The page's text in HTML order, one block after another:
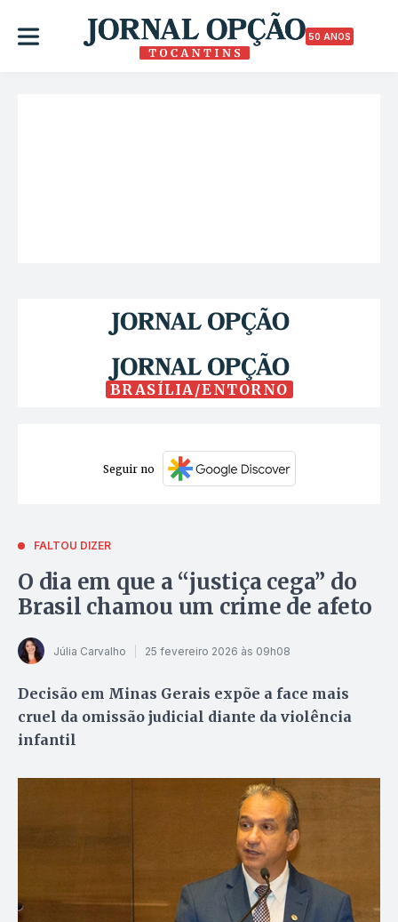
50 ANOS
BRASÍLIA/ENTORNO
Seguir no
FALTOU DIZER
O dia em que a “justiça cega” do
Brasil chamou um crime de afeto
Júlia Carvalho 25 fevereiro 2026 às 09h08
Decisão em Minas Gerais expõe a face mais
cruel da omissão judicial diante da violência
infantil